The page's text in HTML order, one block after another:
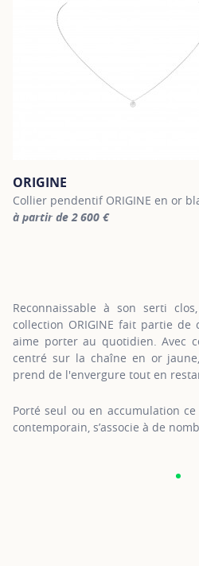
ORIGINE
Collier pendentif ORIGINE en or
à partir de 2 600 €
Reconnaissable à son serti
collection ORIGINE fait partie de
aime porter au quotidien. Avec
centré sur la chaîne en or
prend de l'envergure tout en
Porté seul ou en accumulation
contemporain, s’associe à de